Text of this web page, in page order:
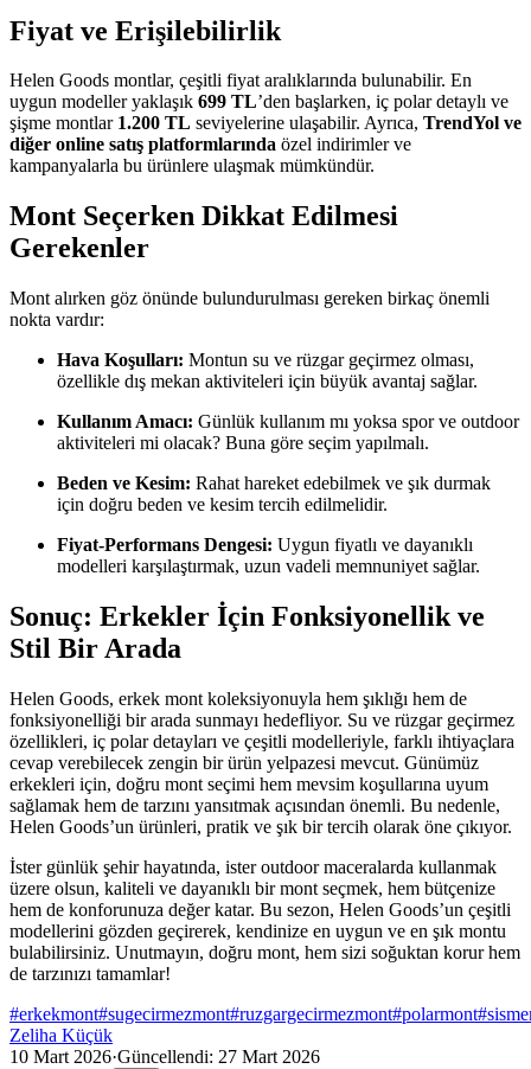
Fiyat ve Erişilebilirlik
Helen Goods montlar, çeşitli fiyat aralıklarında bulunabilir. En
uygun modeller yaklaşık 699 TL’den başlarken, iç polar detaylı ve
şişme montlar 1.200 TL seviyelerine ulaşabilir. Ayrıca, TrendYol ve
diğer online satış platformlarında özel indirimler ve
kampanyalarla bu ürünlere ulaşmak mümkündür.
Mont Seçerken Dikkat Edilmesi
Gerekenler
Mont alırken göz önünde bulundurulması gereken birkaç önemli
nokta vardır:
Hava Koşulları: Montun su ve rüzgar geçirmez olması,
özellikle dış mekan aktiviteleri için büyük avantaj sağlar.
Kullanım Amacı: Günlük kullanım mı yoksa spor ve outdoor
aktiviteleri mi olacak? Buna göre seçim yapılmalı.
Beden ve Kesim: Rahat hareket edebilmek ve şık durmak
için doğru beden ve kesim tercih edilmelidir.
Fiyat-Performans Dengesi: Uygun fiyatlı ve dayanıklı
modelleri karşılaştırmak, uzun vadeli memnuniyet sağlar.
Sonuç: Erkekler İçin Fonksiyonellik ve
Stil Bir Arada
Helen Goods, erkek mont koleksiyonuyla hem şıklığı hem de
fonksiyonelliği bir arada sunmayı hedefliyor. Su ve rüzgar geçirmez
özellikleri, iç polar detayları ve çeşitli modelleriyle, farklı ihtiyaçlara
cevap verebilecek zengin bir ürün yelpazesi mevcut. Günümüz
erkekleri için, doğru mont seçimi hem mevsim koşullarına uyum
sağlamak hem de tarzını yansıtmak açısından önemli. Bu nedenle,
Helen Goods’un ürünleri, pratik ve şık bir tercih olarak öne çıkıyor.
İster günlük şehir hayatında, ister outdoor maceralarda kullanmak
üzere olsun, kaliteli ve dayanıklı bir mont seçmek, hem bütçenize
hem de konforunuza değer katar. Bu sezon, Helen Goods’un çeşitli
modellerini gözden geçirerek, kendinize en uygun ve en şık montu
bulabilirsiniz. Unutmayın, doğru mont, hem sizi soğuktan korur hem
de tarzınızı tamamlar!
#erkekmont#sugecirmezmont#ruzgargecirmezmont#polarmont#
Zeliha Küçük
10 Mart 2026·Güncellendi: 27 Mart 2026